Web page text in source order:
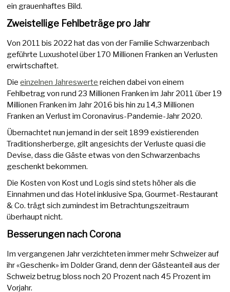
ein grauenhaftes Bild.
Zweistellige Fehlbeträge pro Jahr
Von 2011 bis 2022 hat das von der Familie Schwarzenbach
geführte Luxushotel über 170 Millionen Franken an Verlusten
erwirtschaftet.
Dieeinzelnen Jahreswerte reichen dabei von einem
Fehlbetrag von rund 23 Millionen Franken im Jahr 2011 über 19
Millionen Franken im Jahr 2016 bis hin zu 14,3 Millionen
Franken an Verlust im Coronavirus-Pandemie-Jahr 2020.
Übernachtet nun jemand in der seit 1899 existierenden
Traditionsherberge, gilt angesichts der Verluste quasi die
Devise, dass die Gäste etwas von den Schwarzenbachs
geschenkt bekommen.
Die Kosten von Kost und Logis sind stets höher als die
Einnahmen und das Hotel inklusive Spa, Gourmet-Restaurant
& Co. trägt sich zumindest im Betrachtungszeitraum
überhaupt nicht.
Besserungen nach Corona
Im vergangenen Jahr verzichteten immer mehr Schweizer auf
ihr «Geschenk» im Dolder Grand, denn der Gästeanteil aus der
Schweiz betrug bloss noch 20 Prozent nach 45 Prozent im
Vorjahr.